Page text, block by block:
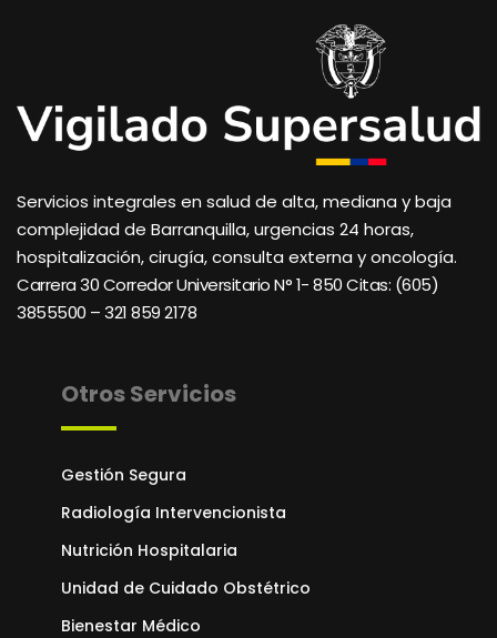
Servicios integrales en salud de alta, mediana y baja
complejidad de Barranquilla, urgencias 24 horas,
hospitalización, cirugía, consulta externa y oncología.
Carrera 30 Corredor Universitario N° 1- 850 Citas: (605)
3855500 – 321 859 2178
Otros Servicios
Gestión Segura
Radiología Intervencionista
Nutrición Hospitalaria
Unidad de Cuidado Obstétrico
Bienestar Médico